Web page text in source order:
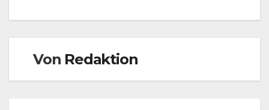
Von Redaktion